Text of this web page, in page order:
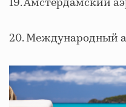
19. Амстердамский
20. Международный